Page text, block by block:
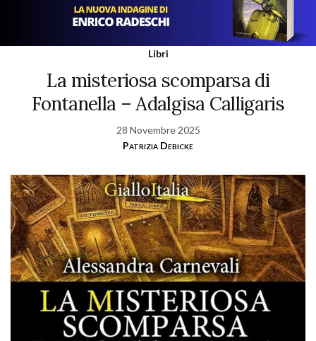
Libri
La misteriosa scomparsa di
Fontanella – Adalgisa Calligaris
28 Novembre 2025
Patrizia Debicke